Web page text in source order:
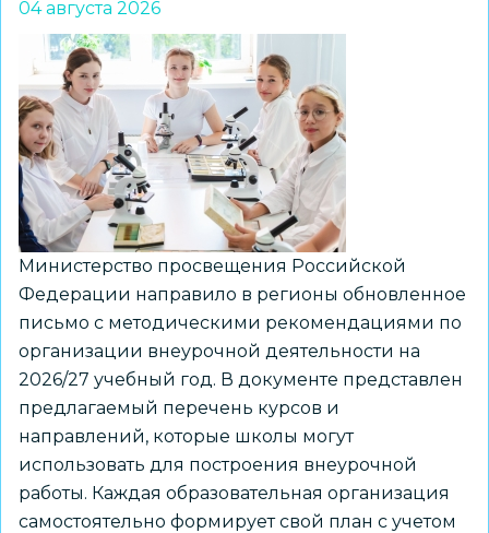
их
наставников
приглашают
к
участию
в
региональном
конкурсе
«ПРО
Большие
вызовы»
04 августа 2026
Министерство просвещения Российской
Федерации направило в регионы обновленное
письмо с методическими рекомендациями по
организации внеурочной деятельности на
2026/27 учебный год. В документе представлен
предлагаемый перечень курсов и
направлений, которые школы могут
использовать для построения внеурочной
работы. Каждая образовательная организация
самостоятельно формирует свой план с учетом